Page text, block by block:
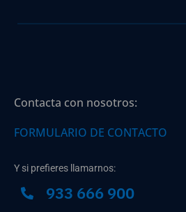
Contacta con nosotros:
FORMULARIO DE CONTACTO
Y si prefieres llamarnos:
933 666 900